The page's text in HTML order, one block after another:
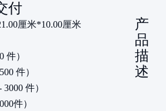
付
厘米*10.00厘米
件）
件）
件）
件）
产
品
描
述